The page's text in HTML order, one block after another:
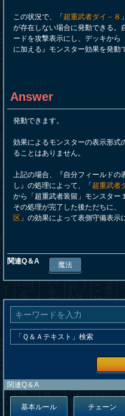
この状況で、「 超重武者ダイ－８
が存在しない場合に発動できる。
ードを攻撃表示にし、デッキから
に加える』モンスター効果を発動
Answer
発動できます。
効果によるモンスターの表示形式
ることはありません。
上記の場合、『自分フィールドの
し』の処理によって、「 超重武者
から「超重武者装留」モンスター
その処理が完了した後ただちに、「
区 」の効果によって表側守備表示
関連Q＆A 魔法
関連Q＆A
基本ルール チェーン